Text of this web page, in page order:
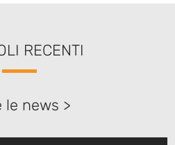
RECENTI
news >